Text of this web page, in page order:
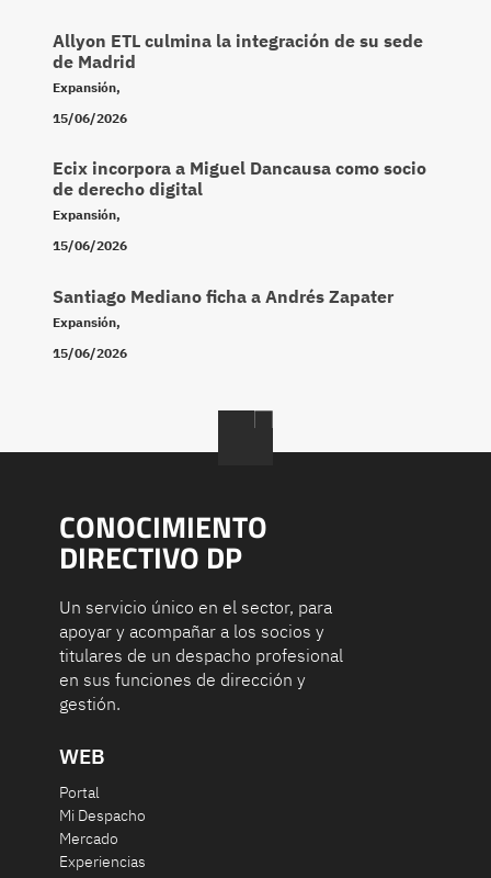
Allyon ETL culmina la integración de su sede
de Madrid
Expansión,
15/06/2026
Ecix incorpora a Miguel Dancausa como socio
de derecho digital
Expansión,
15/06/2026
Santiago Mediano ficha a Andrés Zapater
Expansión,
15/06/2026
CONOCIMIENTO
DIRECTIVO DP
Un servicio único en el sector, para
apoyar y acompañar a los socios y
titulares de un despacho profesional
en sus funciones de dirección y
gestión.
WEB
Portal
Mi Despacho
Mercado
Experiencias